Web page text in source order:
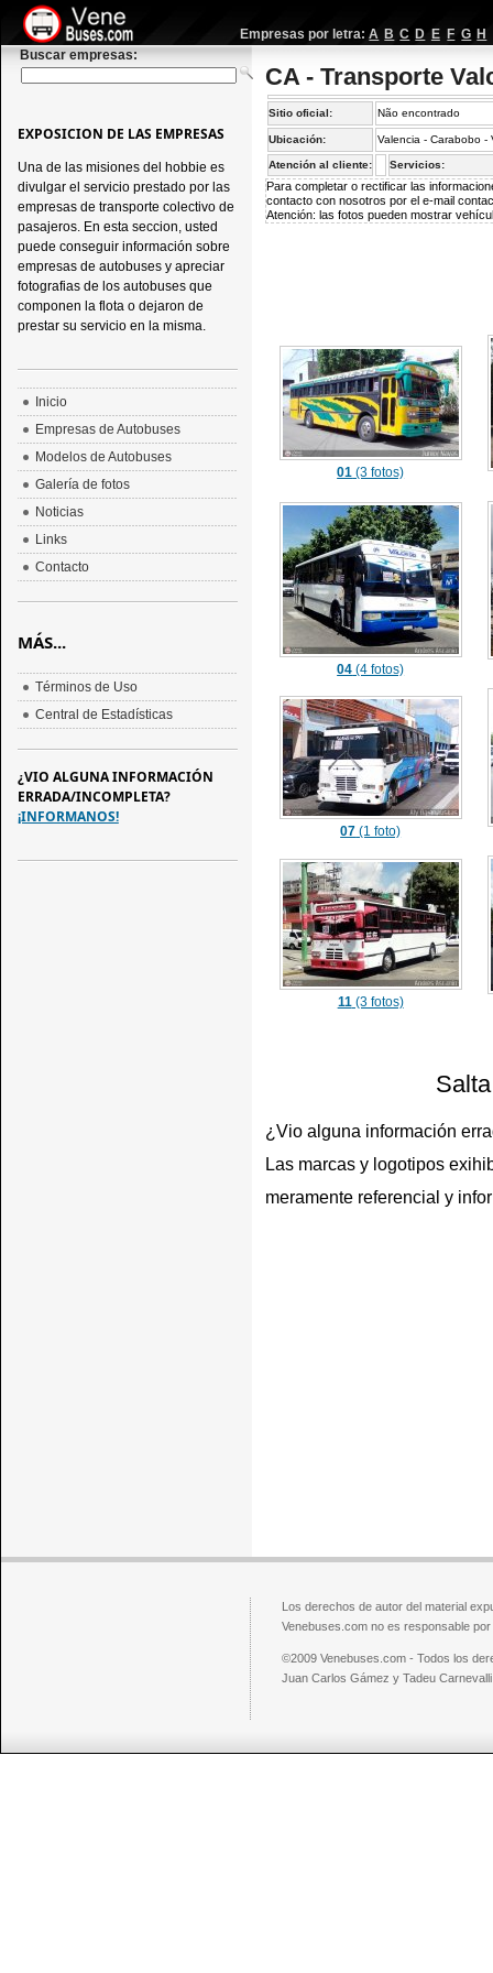
Empresas por letra: A B C D E F G H
Buscar empresas:
CA - Transporte
Sitio oficial: Não encontrado
Ubicación: Valencia - Carabobo -
Atención al cliente: Servicios:
Para completar o rectificar las
contacto con nosotros por el e-mail
Atención: las fotos pueden mostrar
01 (3 fotos)
04 (4 fotos)
07 (1 foto)
11(3 fotos)
¿Vio alguna información
Las marcas y logotipos
meramente referencial y
EXPOSICION DE LAS EMPRESAS
Una de las misiones del hobbie es
divulgar el servicio prestado por las
empresas de transporte colectivo de
pasajeros. En esta seccion, usted
puede conseguir información sobre
empresas de autobuses y apreciar
fotografias de los autobuses que
componen la flota o dejaron de
prestar su servicio en la misma.
Inicio
Empresas de Autobuses
Modelos de Autobuses
Galería de fotos
Noticias
Links
Contacto
MÁS...
Términos de Uso
Central de Estadísticas
¿VIO ALGUNA INFORMACIÓN
ERRADA/INCOMPLETA?
¡INFORMANOS!
Los derechos de autor del material
Venebuses.com no es responsable
©2009 Venebuses.com - Todos los
Juan Carlos Gámez y Tadeu Carnevalli